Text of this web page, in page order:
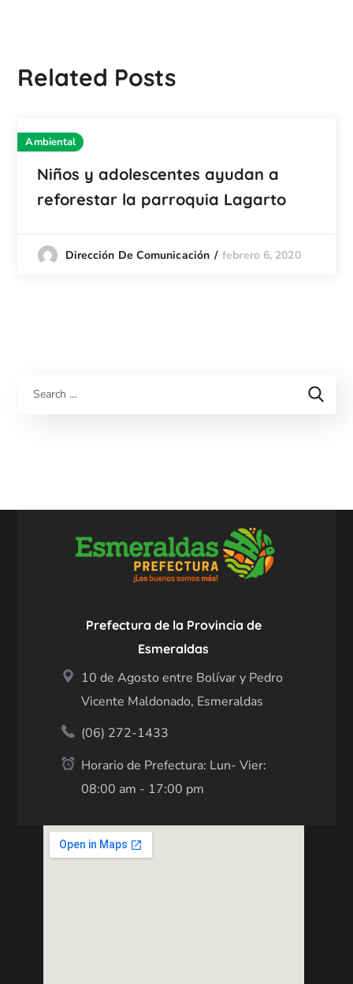
Related Posts
Ambiental
Niños y adolescentes ayudan a
reforestar la parroquia Lagarto
Dirección De Comunicación febrero 6, 2020
Prefectura de la Provincia de
Esmeraldas
10 de Agosto entre Bolívar y Pedro
Vicente Maldonado, Esmeraldas
(06) 272-1433
Horario de Prefectura: Lun- Vier:
08:00 am - 17:00 pm